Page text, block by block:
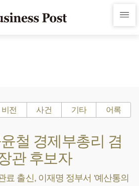
비전 사건 기타 어록
철 경제부총리 겸
관 후보자
료 출신, 이재명 정부서 '예산통의